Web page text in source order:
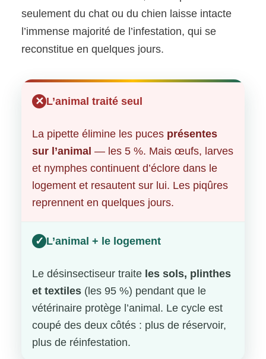
seulement du chat ou du chien laisse intacte
l’immense majorité de l’infestation, qui se
reconstitue en quelques jours.
✕ L’animal traité seul
La pipette élimine les puces présentes
sur l’animal — les 5 %. Mais œufs, larves
et nymphes continuent d’éclore dans le
logement et resautent sur lui. Les piqûres
reprennent en quelques jours.
✓ L’animal + le logement
Le désinsectiseur traite les sols, plinthes
et textiles (les 95 %) pendant que le
vétérinaire protège l’animal. Le cycle est
coupé des deux côtés : plus de réservoir,
plus de réinfestation.